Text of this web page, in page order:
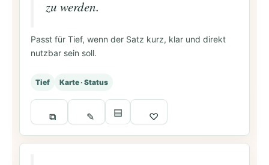
zu werden.
Passt für Tief, wenn der Satz kurz, klar und direkt
nutzbar sein soll.
Tief Karte · Status
⧉ ✎ ▤ ♡